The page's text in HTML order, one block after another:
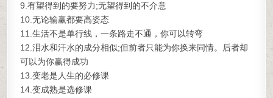
9.有望得到的要努力;无望得到的不介意
10.无论输赢都要高姿态
11.生活不是单行线，一条路走不通，你可以转弯
12.泪水和汗水的成分相似;但前者只能为你换来同情。后者却
可以为你赢得成功
13.变老是人生的必修课
14.变成熟是选修课